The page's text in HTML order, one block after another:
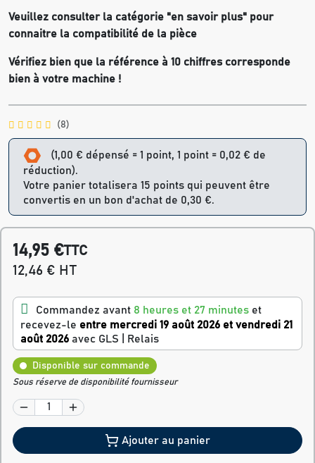
Veuillez consulter la catégorie "en savoir plus" pour
connaitre la compatibilité de la pièce
Vérifiez bien que la référence à 10 chiffres corresponde
bien à votre machine !
(8)
(1,00 € dépensé = 1 point, 1 point = 0,02 € de
réduction).
Votre panier totalisera 15 points qui peuvent être
convertis en un bon d'achat de 0,30 €.
14,95 €TTC
12,46 € HT
Commandez avant 8 heures et 27 minutes et
recevez-le entre mercredi 19 août 2026 et vendredi 21
août 2026 avec GLS | Relais
Disponible sur commande
Sous réserve de disponibilité fournisseur
Ajouter au panier